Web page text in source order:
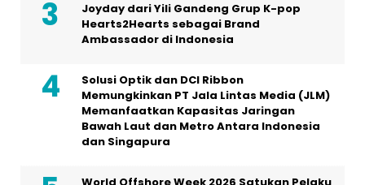
Joyday dari Yili Gandeng Grup K-pop
Hearts2Hearts sebagai Brand
Ambassador di Indonesia
Solusi Optik dan DCI Ribbon
Memungkinkan PT Jala Lintas Media (JLM)
Memanfaatkan Kapasitas Jaringan
Bawah Laut dan Metro Antara Indonesia
dan Singapura